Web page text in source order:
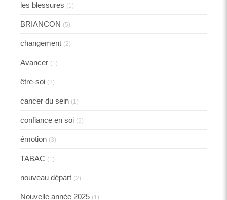
les blessures (1)
BRIANCON (5)
changement (2)
Avancer (1)
être-soi (2)
cancer du sein (1)
confiance en soi (5)
émotion (3)
TABAC (1)
nouveau départ (2)
Nouvelle année 2025 (1)